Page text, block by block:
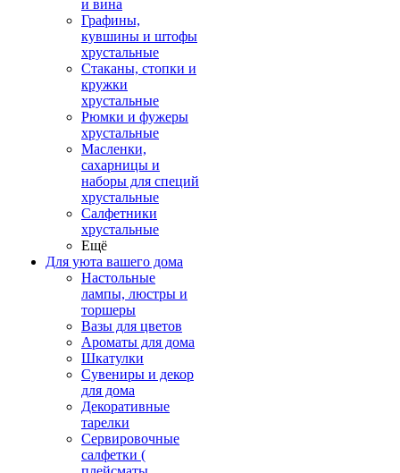
и вина
Графины,
кувшины и штофы
хрустальные
Стаканы, стопки и
кружки
хрустальные
Рюмки и фужеры
хрустальные
Масленки,
сахарницы и
наборы для специй
хрустальные
Салфетники
хрустальные
Ещё
Для уюта вашего дома
Настольные
лампы, люстры и
торшеры
Вазы для цветов
Ароматы для дома
Шкатулки
Сувениры и декор
для дома
Декоративные
тарелки
Сервировочные
салфетки (